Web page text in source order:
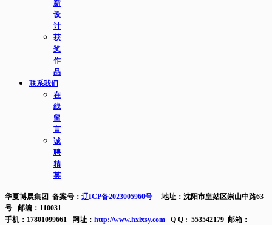
新
设
计
获
奖
作
品
联系我们
在
线
留
言
诚
聘
精
英
华夏博展集团 备案号： 辽ICP备2023005960号
地址：沈阳市皇姑区崇山中路63
号 邮编：110031
手机：17801099661 网址： http://www.hxlxsy.com Q Q : 553542179 邮箱：